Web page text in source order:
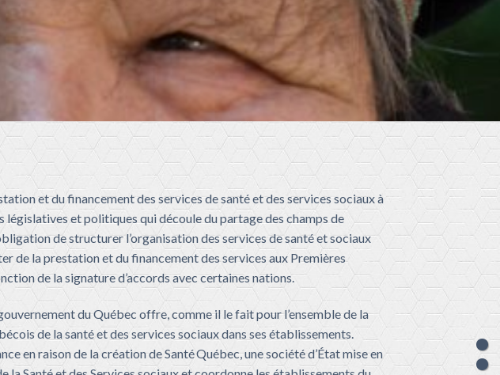
et du financement des services de santé et des services sociaux à
et politiques qui découle du partage des champs de
de structurer l’organisation des services de santé et sociaux
de la prestation et du financement des services aux Premières
de la signature d’accords avec certaines nations.
du Québec offre, comme il le fait pour l’ensemble de la
de la santé et des services sociaux dans ses établissements.
en raison de la création de SantéQuébec, une société d’État mise en